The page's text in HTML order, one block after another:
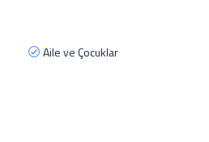
Aile ve Çocuklar